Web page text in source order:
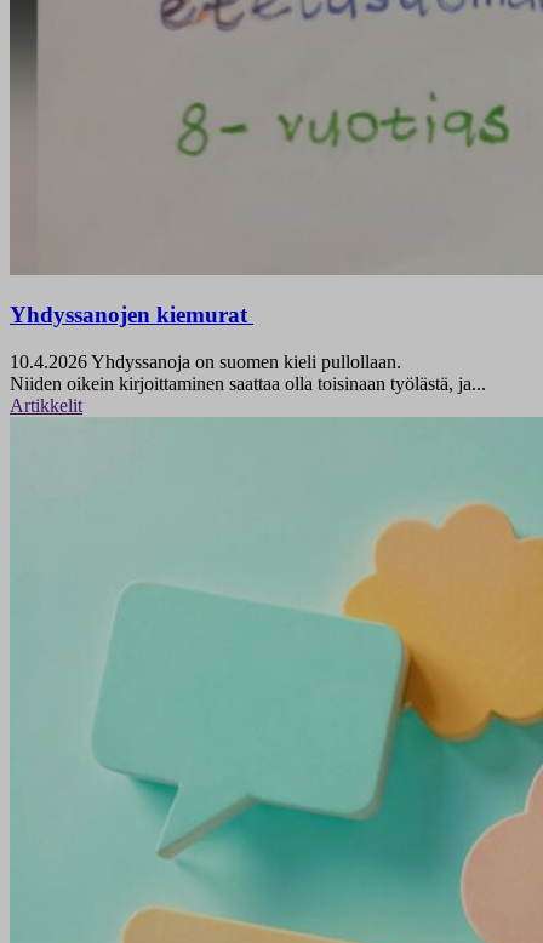
Yhdyssanojen kiemurat
10.4.2026Yhdyssanoja on suomen kieli pullollaan.
Niiden oikein kirjoittaminen saattaa olla toisinaan työlästä, ja...
Artikkelit